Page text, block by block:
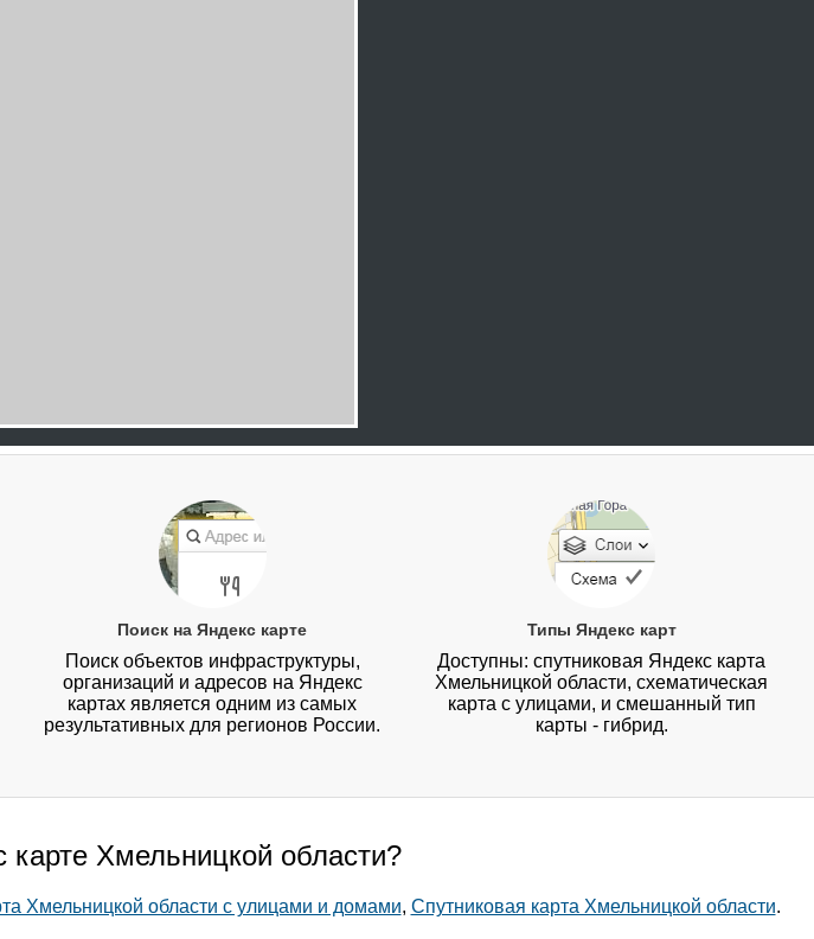
Поиск на Яндекс карте
Поиск объектов инфраструктуры,
организаций и адресов на Яндекс
картах является одним из самых
результативных для регионов России.
Типы Яндекс карт
Доступны: спутниковая Яндекс карта
Хмельницкой области, схематическая
карта с улицами, и смешанный тип
карты - гибрид.
Хмельницкой области?
Хмельницкой области с улицами и домами, Спутниковая карта Хмельницкой области.